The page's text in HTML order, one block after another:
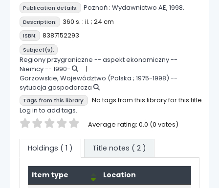
Publication details: Poznań : Wydawnictwo AE, 1998.
Description: 360 s. : il. ; 24 cm
ISBN: 8387152293
Subject(s):
Regiony przygraniczne -- aspekt ekonomiczny --
Niemcy -- 1990-
Gorzowskie, Województwo (Polska ; 1975-1998) --
sytuacja gospodarcza
Tags from this library:
No tags from this library for this title.
Log in to add tags.
Star ratings Average rating: 0.0 (0 votes)
Holdings ( 1 ) Title notes ( 2 )
Holdings
Item type
Location